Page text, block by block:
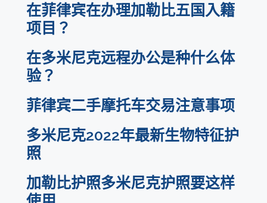
在菲律宾在办理加勒比五国入籍
项目？
在多米尼克远程办公是种什么体
验？
菲律宾二手摩托车交易注意事项
多米尼克2022年最新生物特征护
照
加勒比护照多米尼克护照要这样